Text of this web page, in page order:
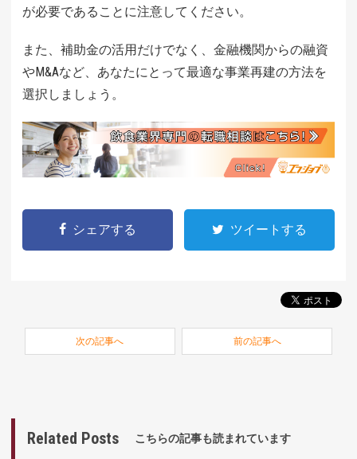
が必要であることに注意してください。
また、補助金の活用だけでなく、金融機関からの融資
やM&Aなど、あなたにとって最適な事業再建の方法を
選択しましょう。
シェアする ツイートする
次の記事へ 前の記事へ
Related Posts こちらの記事も読まれています